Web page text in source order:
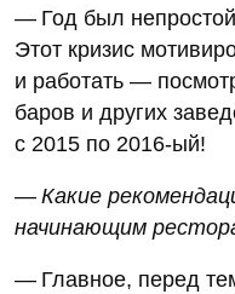
— Год был
Этот кризис
и работать —
баров и других
с 2015 по 2016‑ый!
— Какие
начинающим
— Главное, перед